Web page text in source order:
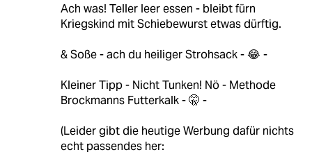
Ach was! Teller leer essen - bleibt fürn
Kriegskind mit Schiebewurst etwas dürftig.
& Soße - ach du heiliger Strohsack - 😂 -
Kleiner Tipp - Nicht Tunken! Nö - Methode
Brockmanns Futterkalk - 🤫 -
(Leider gibt die heutige Werbung dafür nichts
echt passendes her: